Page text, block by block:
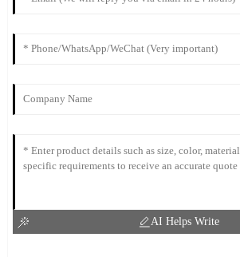
AI Helps Write